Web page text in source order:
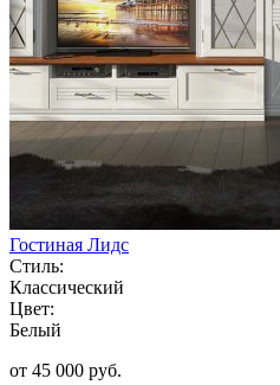
Гостиная Лидс
Стиль:
Классический
Цвет:
Белый
от 45 000 руб.